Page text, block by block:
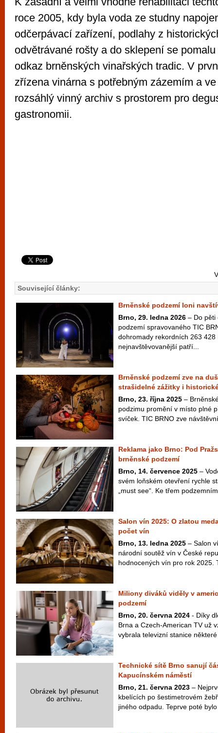
roce 2005, kdy byla voda ze studny
odčerpávací zařízení, podlahy z
odvětrávané rošty a do sklepení se
odkaz brněnských vinařských tradic. V
zřízena vinárna s potřebným zázemím a
rozsáhlý vinný archiv s prostorem pro
gastronomii.
Související články:
Brněnské podzemí loni
Brno, 29. ledna 2026 – Do pěti
podzemí spravovaného TIC
dohromady rekordních 263 428
nejnavštěvovanější patří...
Brněnské podzemí zve na
strašidelné zážitky i
Brno, 23. října 2025 –
podzimu promění v místo plné
svíček. TIC BRNO zve
Reklama jako Brno: Pod
brněnské podzemí
Brno, 14. července 2025 –
svém loňském otevření rychle
„must see“. Ke třem
Salon vín 2025: O zlatou
počet vín
Brno, 13. ledna 2025 – Salon
národní soutěž vín v České
hodnocených vín pro rok 2025.
Miliony diváků viděly v
podzemí
Brno, 20. června 2024 - Díky
Brna a Czech-American TV už
vybrala televizní stanice
Technické sítě Brno sanují
Kapucínském náměstí
Brno, 21. června 2023 –
kbelících po šestimetrovém
jiného odpadu. Teprve poté